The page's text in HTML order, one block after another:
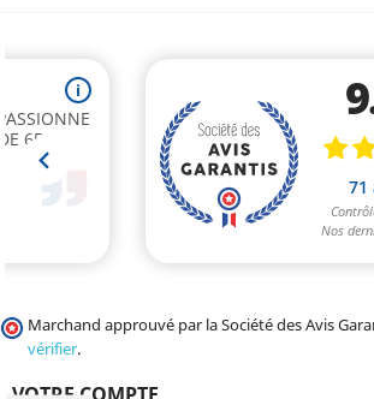
Marchand approuvé par la Société des Avis
vérifier.